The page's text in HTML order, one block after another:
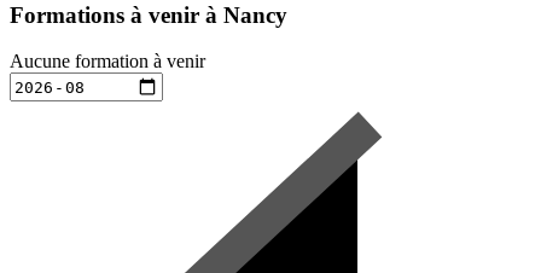
Formations à venir à Nancy
Aucune formation à venir